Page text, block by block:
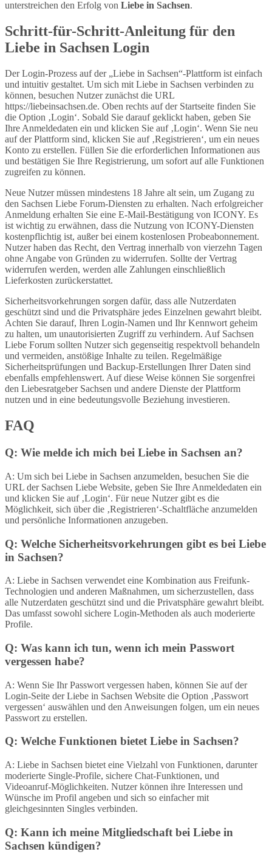
unterstreichen den Erfolg von Liebe in Sachsen.
Schritt-für-Schritt-Anleitung für den
Liebe in Sachsen Login
Der Login-Prozess auf der „Liebe in Sachsen“-Plattform ist einfach
und intuitiv gestaltet. Um sich mit Liebe in Sachsen verbinden zu
können, besuchen Nutzer zunächst die URL
https://liebeinsachsen.de. Oben rechts auf der Startseite finden Sie
die Option ‚Login‘. Sobald Sie darauf geklickt haben, geben Sie
Ihre Anmeldedaten ein und klicken Sie auf ‚Login‘. Wenn Sie neu
auf der Plattform sind, klicken Sie auf ‚Registrieren‘, um ein neues
Konto zu erstellen. Füllen Sie die erforderlichen Informationen aus
und bestätigen Sie Ihre Registrierung, um sofort auf alle Funktionen
zugreifen zu können.
Neue Nutzer müssen mindestens 18 Jahre alt sein, um Zugang zu
den Sachsen Liebe Forum-Diensten zu erhalten. Nach erfolgreicher
Anmeldung erhalten Sie eine E-Mail-Bestätigung von ICONY. Es
ist wichtig zu erwähnen, dass die Nutzung von ICONY-Diensten
kostenpflichtig ist, außer bei einem kostenlosen Probeabonnement.
Nutzer haben das Recht, den Vertrag innerhalb von vierzehn Tagen
ohne Angabe von Gründen zu widerrufen. Sollte der Vertrag
widerrufen werden, werden alle Zahlungen einschließlich
Lieferkosten zurückerstattet.
Sicherheitsvorkehrungen sorgen dafür, dass alle Nutzerdaten
geschützt sind und die Privatsphäre jedes Einzelnen gewahrt bleibt.
Achten Sie darauf, Ihren Login-Namen und Ihr Kennwort geheim
zu halten, um unautorisierten Zugriff zu verhindern. Auf Sachsen
Liebe Forum sollten Nutzer sich gegenseitig respektvoll behandeln
und vermeiden, anstößige Inhalte zu teilen. Regelmäßige
Sicherheitsprüfungen und Backup-Erstellungen Ihrer Daten sind
ebenfalls empfehlenswert. Auf diese Weise können Sie sorgenfrei
den Liebesratgeber Sachsen und andere Dienste der Plattform
nutzen und in eine bedeutungsvolle Beziehung investieren.
FAQ
Q: Wie melde ich mich bei Liebe in Sachsen an?
A: Um sich bei Liebe in Sachsen anzumelden, besuchen Sie die
URL der Sachsen Liebe Website, geben Sie Ihre Anmeldedaten ein
und klicken Sie auf ‚Login‘. Für neue Nutzer gibt es die
Möglichkeit, sich über die ‚Registrieren‘-Schaltfläche anzumelden
und persönliche Informationen anzugeben.
Q: Welche Sicherheitsvorkehrungen gibt es bei Liebe
in Sachsen?
A: Liebe in Sachsen verwendet eine Kombination aus Freifunk-
Technologien und anderen Maßnahmen, um sicherzustellen, dass
alle Nutzerdaten geschützt sind und die Privatsphäre gewahrt bleibt.
Das umfasst sowohl sichere Login-Methoden als auch moderierte
Profile.
Q: Was kann ich tun, wenn ich mein Passwort
vergessen habe?
A: Wenn Sie Ihr Passwort vergessen haben, können Sie auf der
Login-Seite der Liebe in Sachsen Website die Option ‚Passwort
vergessen‘ auswählen und den Anweisungen folgen, um ein neues
Passwort zu erstellen.
Q: Welche Funktionen bietet Liebe in Sachsen?
A: Liebe in Sachsen bietet eine Vielzahl von Funktionen, darunter
moderierte Single-Profile, sichere Chat-Funktionen, und
Videoanruf-Möglichkeiten. Nutzer können ihre Interessen und
Wünsche im Profil angeben und sich so einfacher mit
gleichgesinnten Singles verbinden.
Q: Kann ich meine Mitgliedschaft bei Liebe in
Sachsen kündigen?